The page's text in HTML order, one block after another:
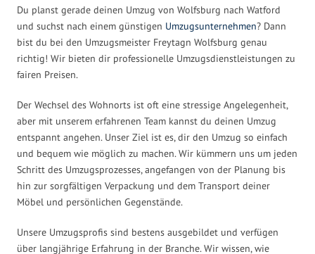
Du planst gerade deinen Umzug von Wolfsburg nach Watford
und suchst nach einem günstigen Umzugsunternehmen? Dann
bist du bei den Umzugsmeister Freytagn Wolfsburg genau
richtig! Wir bieten dir professionelle Umzugsdienstleistungen zu
fairen Preisen.
Der Wechsel des Wohnorts ist oft eine stressige Angelegenheit,
aber mit unserem erfahrenen Team kannst du deinen Umzug
entspannt angehen. Unser Ziel ist es, dir den Umzug so einfach
und bequem wie möglich zu machen. Wir kümmern uns um jeden
Schritt des Umzugsprozesses, angefangen von der Planung bis
hin zur sorgfältigen Verpackung und dem Transport deiner
Möbel und persönlichen Gegenstände.
Unsere Umzugsprofis sind bestens ausgebildet und verfügen
über langjährige Erfahrung in der Branche. Wir wissen, wie